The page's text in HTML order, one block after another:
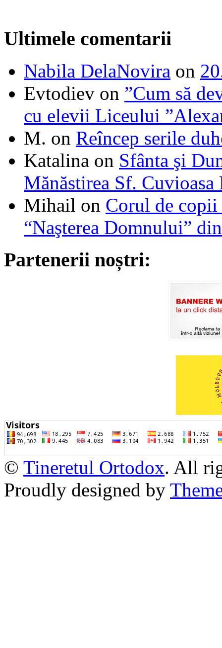
Ultimele comentarii
Nabila DelaNovira on
Evtodiev on ”Cum să
cu elevii Liceului
M. on Reîncep serile
Katalina on Sfânta şi
Mănăstirea Sf. Cuvioasa
Mihail on Corul de
“Naşterea Domnului”
Partenerii noștri:
© Tineretul Ortodox. All
Proudly designed by